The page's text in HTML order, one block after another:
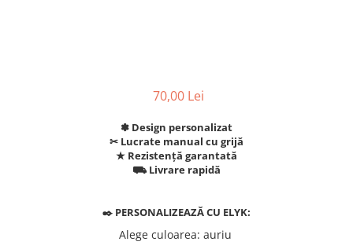
70,00 Lei
✽ Design personalizat
✂︎ Lucrate manual cu grijă
★ Rezistență garantată
⛟ Livrare rapidă
✒️ PERSONALIZEAZĂ CU ELYK:
Alege culoarea: auriu